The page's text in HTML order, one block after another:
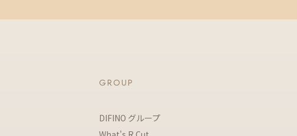
GROUP
DIFINO グループ